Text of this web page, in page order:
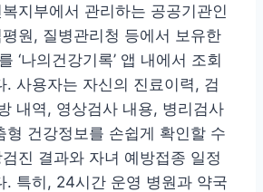
지부에서 관리하는 공공기관인
원, 질병관리청 등에서 보유한
‘나의건강기록’ 앱 내에서 조회
. 사용자는 자신의 진료이력, 검
내역, 영상검사 내용, 병리검사
형 건강정보를 손쉽게 확인할 수
진 결과와 자녀 예방접종 일정
. 특히, 24시간 운영 병원과 약국